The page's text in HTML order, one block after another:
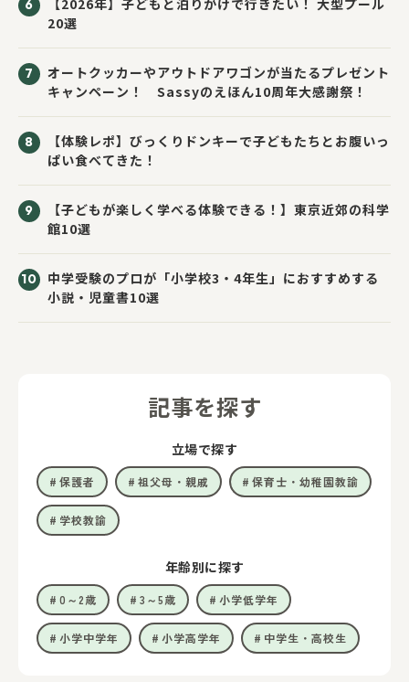
20選
オートクッカーやアウトドアワゴンが当たるプレゼント
キャンペーン！ Sassyのえほん10周年大感謝祭！
【体験レポ】びっくりドンキーで子どもたちとお腹いっ
ぱい食べてきた！
【子どもが楽しく学べる体験できる！】東京近郊の科学
館10選
中学受験のプロが「小学校3・4年生」におすすめする
小説・児童書10選
記事を探す
立場で探す
保護者 祖父母・親戚 保育士・幼稚園教諭
学校教諭
年齢別に探す
0～2歳 3～5歳 小学低学年
小学中学年 小学高学年 中学生・高校生